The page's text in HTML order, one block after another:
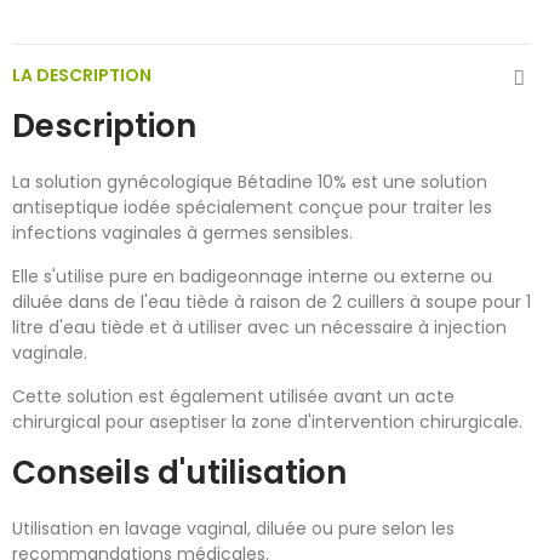
LA DESCRIPTION
Description
La solution gynécologique Bétadine 10% est une solution
antiseptique iodée spécialement conçue pour traiter les
infections vaginales à germes sensibles.
Elle s'utilise pure en badigeonnage interne ou externe ou
diluée dans de l'eau tiède à raison de 2 cuillers à soupe pour 1
litre d'eau tiède et à utiliser avec un nécessaire à injection
vaginale.
Cette solution est également utilisée avant un acte
chirurgical pour aseptiser la zone d'intervention chirurgicale.
Conseils d'utilisation
Utilisation en lavage vaginal, diluée ou pure selon les
recommandations médicales.